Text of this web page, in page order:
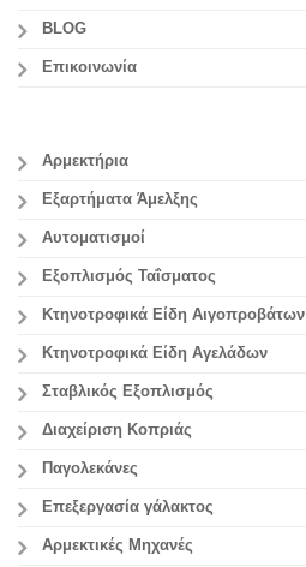
BLOG
Επικοινωνία
Αρμεκτήρια
Εξαρτήματα Άμελξης
Αυτοματισμοί
Εξοπλισμός Ταΐσματος
Κτηνοτροφικά Είδη Αιγοπροβάτων
Κτηνοτροφικά Είδη Αγελάδων
Σταβλικός Εξοπλισμός
Διαχείριση Κοπριάς
Παγολεκάνες
Επεξεργασία γάλακτος
Aρμεκτικές Μηχανές